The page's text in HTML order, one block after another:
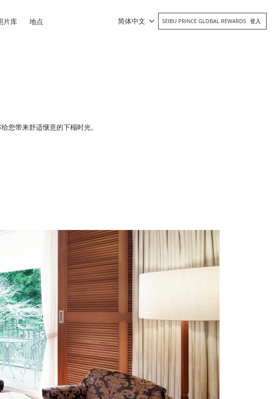
片库 地点 简体中文 SEIBU PRINCE GLOBAL REWARDS 登入
您带来舒适惬意的下榻时光。